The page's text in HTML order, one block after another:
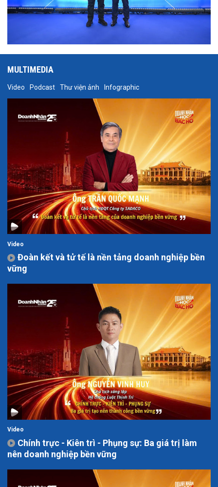
MULTIMEDIA
Video Podcast Thư viện ảnh Infographic
Video
Đoàn kết và tử tế là nền tảng doanh nghiệp bền
vững
Video
Chính trực - Kiên trì - Phụng sự: Ba giá trị làm
nên doanh nghiệp bền vững